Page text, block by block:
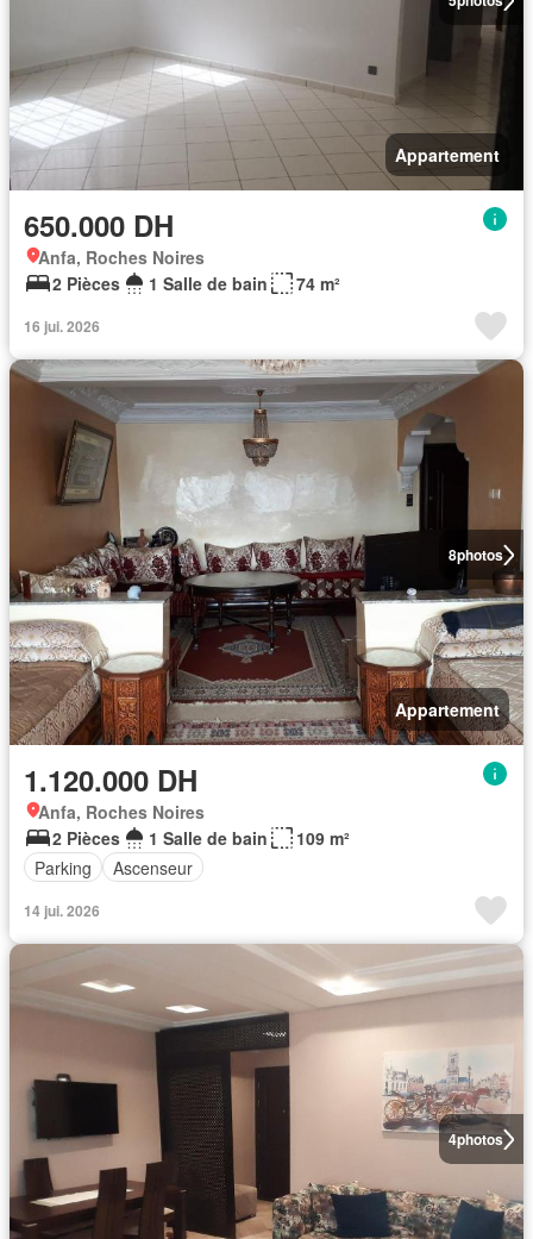
Appartement
650.000 DH
Anfa, Roches Noires
2 Pièces
1 Salle de bain 74 m²
16 jui. 2026
8photos
Appartement
1.120.000 DH
Anfa, Roches Noires
2 Pièces
1 Salle de bain
109 m²
Parking
Ascenseur
14 jui. 2026
4photos